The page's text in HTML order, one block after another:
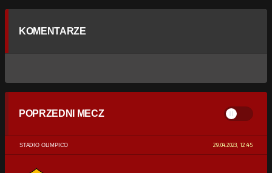
KOMENTARZE
POPRZEDNI MECZ
STADIO OLIMPICO 29.04.2023, 12:45